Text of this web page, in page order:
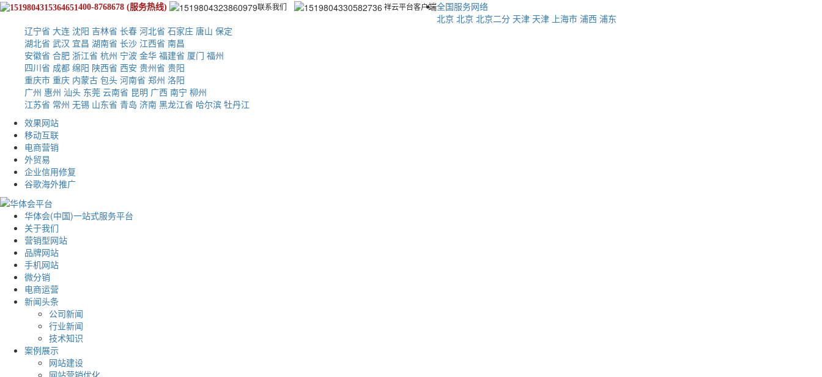
400-8768678 (服务热线) 联系我们 祥云平台客户端全国服务网络
北京 北京 北京二分 天津 天津 上海市 浦西 浦东
辽宁省 大连 沈阳 吉林省 长春 河北省 石家庄 唐山 保定
湖北省 武汉 宜昌 湖南省 长沙 江西省 南昌
安徽省 合肥 浙江省 杭州 宁波 金华 福建省 厦门 福州
四川省 成都 绵阳 陕西省 西安 贵州省 贵阳
重庆市 重庆 内蒙古 包头 河南省 郑州 洛阳
广州 惠州 汕头 东莞 云南省 昆明 广西 南宁 柳州
江苏省 常州 无锡 山东省 青岛 济南 黑龙江省 哈尔滨 牡丹江
效果网站
移动互联
电商营销
外贸易
企业信用修复
谷歌海外推广
华体会(中国)一站式服务平台
关于我们
营销型网站
品牌网站
手机网站
微分销
电商运营
新闻头条
公司新闻
行业新闻
技术知识
案例展示
网站建设